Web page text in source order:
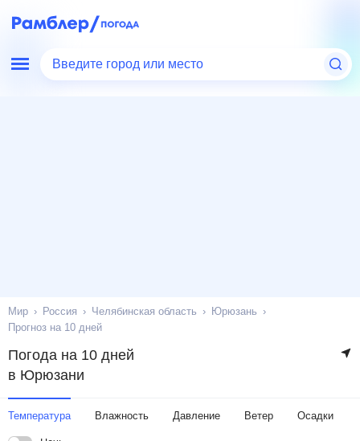
Введите город или место
Мир Россия Челябинская область
Юрюзань
Прогноз на 10 дней
Погода на 10 дней
в Юрюзани
Температура Влажность Давление Ветер Осадки